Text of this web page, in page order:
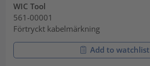
WIC Tool
561-00001
Förtryckt kabelmärkning
Add to watchlist